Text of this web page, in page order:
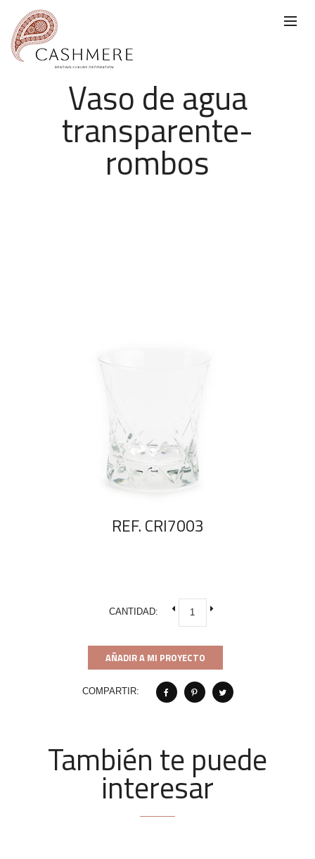
Vaso de agua
transparente-
rombos
REF. CRI7003
CANTIDAD:
AÑADIR A MI PROYECTO
COMPARTIR:
También te puede
interesar